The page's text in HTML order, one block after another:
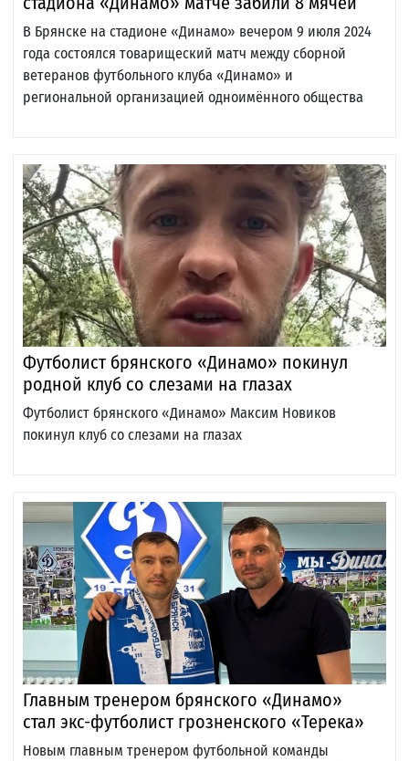
В Брянске на стадионе «Динамо» вечером 9 июля 2024
года состоялся товарищеский матч между сборной
ветеранов футбольного клуба «Динамо» и
региональной организацией одноимённого общества
Футболист брянского «Динамо» покинул
родной клуб со слезами на глазах
Футболист брянского «Динамо» Максим Новиков
покинул клуб со слезами на глазах
Главным тренером брянского «Динамо»
стал экс-футболист грозненского «Терека»
Новым главным тренером футбольной команды